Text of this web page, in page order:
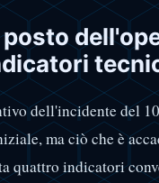
posto
dell'incidente del
ma ciò che è
quattro indicatori